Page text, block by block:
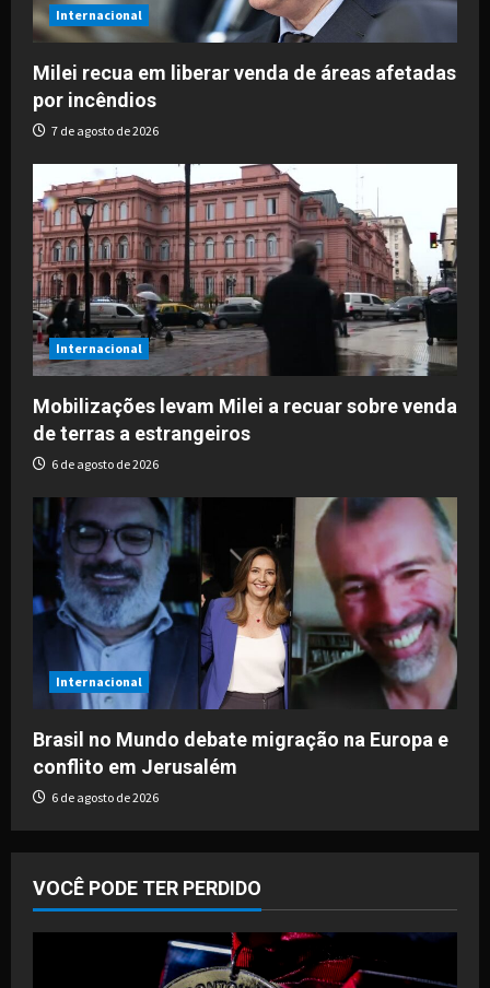
i
o
n
Internacional
Milei recua em liberar venda de áreas afetadas
por incêndios
7 de agosto de 2026
Internacional
Mobilizações levam Milei a recuar sobre venda
de terras a estrangeiros
6 de agosto de 2026
Internacional
Brasil no Mundo debate migração na Europa e
conflito em Jerusalém
6 de agosto de 2026
VOCÊ PODE TER PERDIDO